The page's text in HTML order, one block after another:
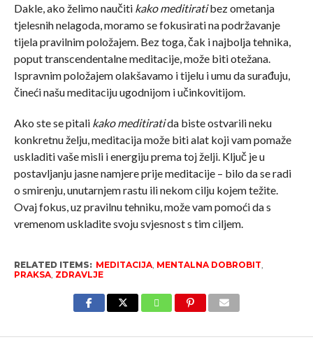
Dakle, ako želimo naučiti kako meditiratibez ometanja
tjelesnih nelagoda, moramo se fokusirati na podržavanje
tijela pravilnim položajem. Bez toga, čak i najbolja tehnika,
poput transcendentalne meditacije, može biti otežana.
Ispravnim položajem olakšavamo i tijelu i umu da surađuju,
čineći našu meditaciju ugodnijom i učinkovitijom.
Ako ste se pitali kako meditiratida biste ostvarili neku
konkretnu želju, meditacija može biti alat koji vam pomaže
uskladiti vaše misli i energiju prema toj želji. Ključ je u
postavljanju jasne namjere prije meditacije – bilo da se radi
o smirenju, unutarnjem rastu ili nekom cilju kojem težite.
Ovaj fokus, uz pravilnu tehniku, može vam pomoći da s
vremenom uskladite svoju svjesnost s tim ciljem.
RELATED ITEMS: MEDITACIJA, MENTALNA DOBROBIT
PRAKSA, ZDRAVLJE